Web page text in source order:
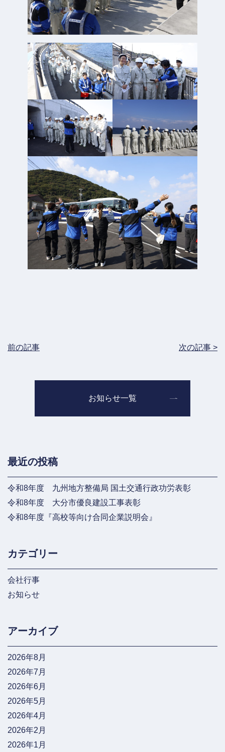
前の記事 次の記事 >
お知らせ一覧
最近の投稿
令和8年度 九州地方整備局 国土交通行政功労表彰
令和8年度 大分市優良建設工事表彰
令和8年度『高校等向け合同企業説明会』
カテゴリー
会社行事
お知らせ
アーカイブ
2026年8月
2026年7月
2026年6月
2026年5月
2026年4月
2026年2月
2026年1月